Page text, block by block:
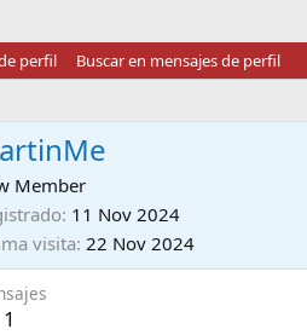
perfil
Buscar en mensajes de perfil
Member
11 Nov 2024
visita 22 Nov 2024
1